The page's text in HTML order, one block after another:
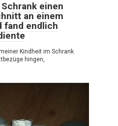
einen
an einem
fand endlich
Kindheit im Schrank
hingen,